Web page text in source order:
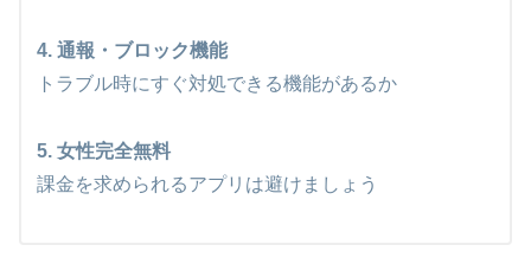
4. 通報・ブロック機能
トラブル時にすぐ対処できる機能があるか
5. 女性完全無料
課金を求められるアプリは避けましょう